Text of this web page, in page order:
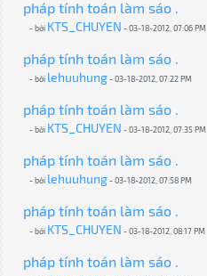
pháp tính toán làm sáo .
- bởi KTS_CHUYEN - 03-18-2012, 07:06 PM
pháp tính toán làm sáo .
- bởi lehuuhung- 03-18-2012, 07:22 PM
pháp tính toán làm sáo .
- bởi KTS_CHUYEN - 03-18-2012, 07:35 PM
pháp tính toán làm sáo .
- bởi lehuuhung- 03-18-2012, 07:58 PM
pháp tính toán làm sáo .
- bởi KTS_CHUYEN - 03-18-2012, 08:17 PM
pháp tính toán làm sáo .